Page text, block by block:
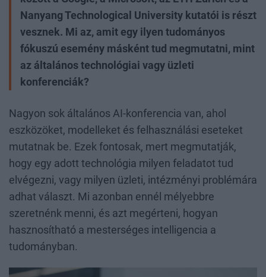
Nanyang Technological University kutatói is részt
vesznek. Mi az, amit egy ilyen tudományos
fókuszú esemény másként tud megmutatni, mint
az általános technológiai vagy üzleti
konferenciák?
Nagyon sok általános AI-konferencia van, ahol
eszközöket, modelleket és felhasználási eseteket
mutatnak be. Ezek fontosak, mert megmutatják,
hogy egy adott technológia milyen feladatot tud
elvégezni, vagy milyen üzleti, intézményi problémára
adhat választ. Mi azonban ennél mélyebbre
szeretnénk menni, és azt megérteni, hogyan
hasznosítható a mesterséges intelligencia a
tudományban.